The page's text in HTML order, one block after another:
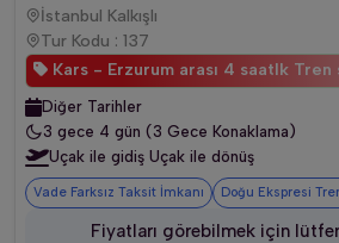
İstanbul Kalkışlı
Tur Kodu : 137
Kars - Erzurum arası 4 saatlk Tren
Diğer Tarihler
3 gece 4 gün (3 Gece Konaklama)
Uçak ile gidiş Uçak ile dönüş
Vade Farksız Taksit İmkanı Doğu Ekspresi
Fiyatları görebilmek için